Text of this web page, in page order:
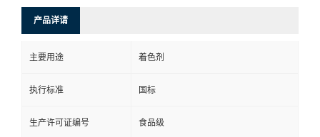
产品详请
主要用途 着色剂
执行标准 国标
生产许可证编号 食品级